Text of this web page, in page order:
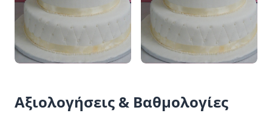
Αξιολογήσεις & Βαθμολογίες